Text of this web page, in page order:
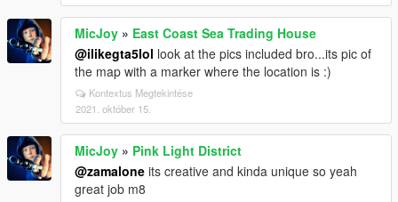
MicJoy » East Coast Sea Trading House
@ilikegta5lol look at the pics included bro...its pic of
the map with a marker where the location is :)
Kontextus Megtekintése
2021. október 15.
MicJoy » Pink Light District
@zamalone its creative and kinda unique so yeah
great job m8